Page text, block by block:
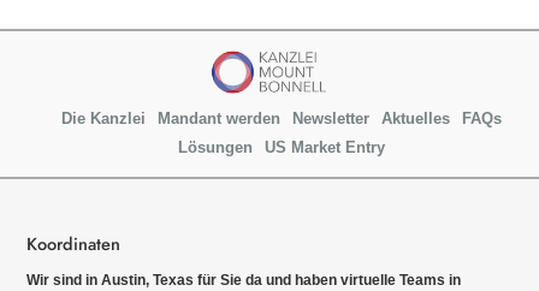
Die Kanzlei Mandant werden Newsletter Aktuelles
FAQs
Lösungen
US Market Entry
Koordinaten
Wir sind in Austin, Texas für Sie da und haben virtuelle Teams in